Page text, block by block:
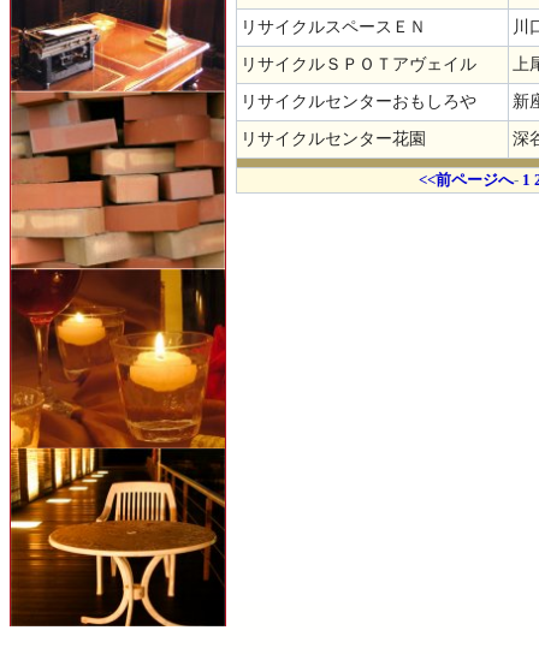
リサイクルスペースＥＮ 川
リサイクルＳＰＯＴアヴェイル 上
リサイクルセンターおもしろや 新
リサイクルセンター花園 深
.
<<前ページへ- 1